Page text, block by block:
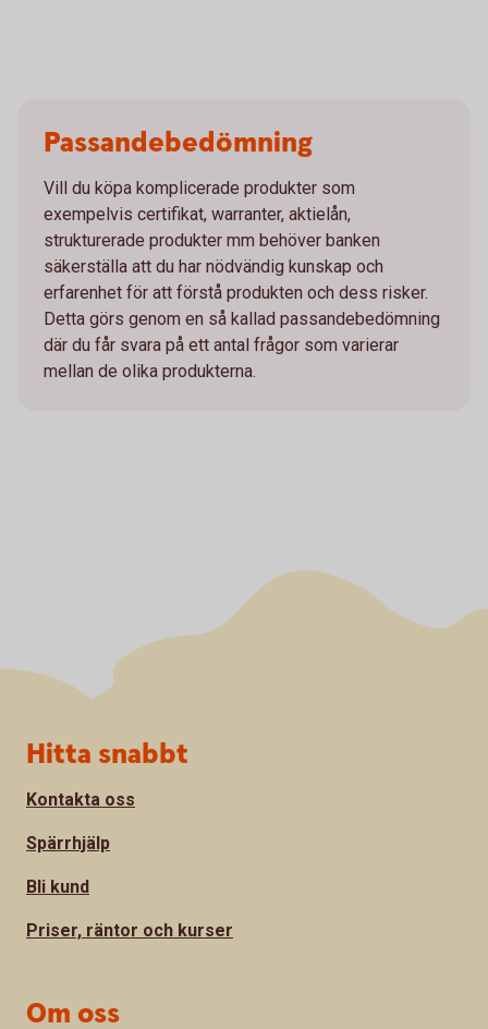
Passandebedömning
Vill du köpa komplicerade produkter som
exempelvis certifikat, warranter, aktielån,
strukturerade produkter mm behöver banken
säkerställa att du har nödvändig kunskap och
erfarenhet för att förstå produkten och dess risker.
Detta görs genom en så kallad passandebedömning
där du får svara på ett antal frågor som varierar
mellan de olika produkterna.
Sidfot
Hitta snabbt
Kontakta oss
Spärrhjälp
Bli kund
Priser, räntor och kurser
Om oss